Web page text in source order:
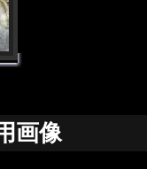
画像